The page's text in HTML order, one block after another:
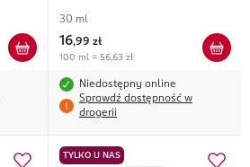
30 ml
16,99 zł
100 ml = 56,63 zł
Niedostępny online
Sprawdź dostępność w
drogerii
TYLKO U NAS